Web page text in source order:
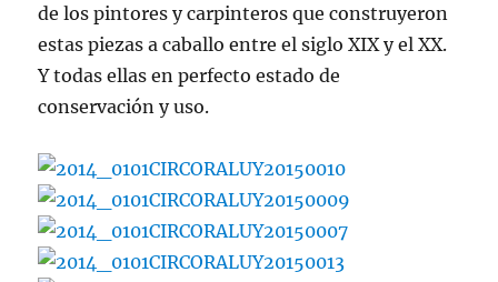
de los pintores y carpinteros que construyeron
estas piezas a caballo entre el siglo XIX y el XX.
Y todas ellas en perfecto estado de
conservación y uso.